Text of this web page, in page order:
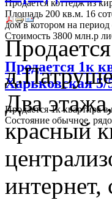
Продается коттедж из
Площадь 200 кв.м. 16
дом в котором на
Стоимость 3800 млн.р
Продается 1к
Харьковская 5/
Продается 1к квартира
Состояние обычное,
Два
красный